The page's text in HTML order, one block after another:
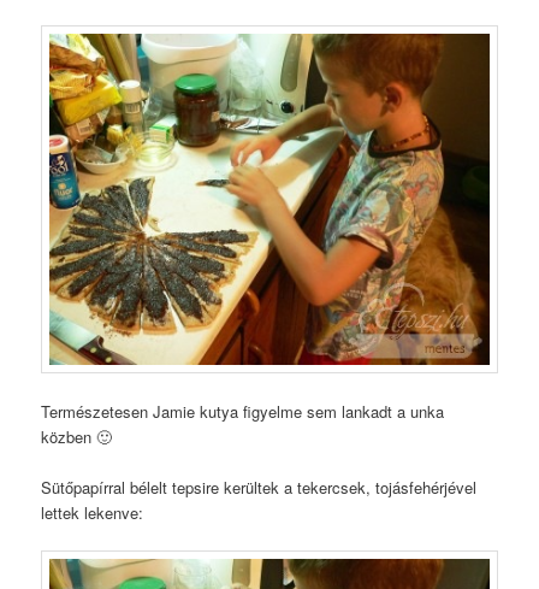
Természetesen Jamie kutya figyelme sem lankadt a unka
közben 🙂
Sütőpapírral bélelt tepsire kerültek a tekercsek, tojásfehérjével
lettek lekenve: